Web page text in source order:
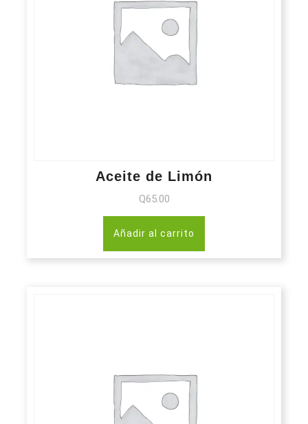
Aceite de Limón
Q65.00
Añadir al carrito